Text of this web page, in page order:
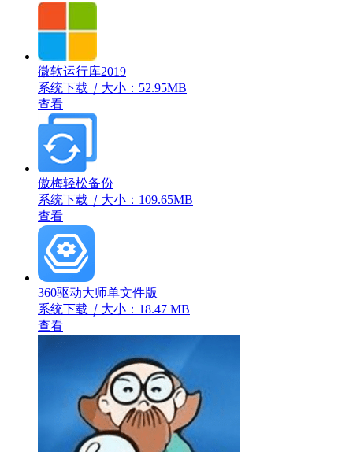
微软运行库2019
系统下载 ｜ 大小：52.95MB
查看
傲梅轻松备份
系统下载 ｜ 大小：109.65MB
查看
360驱动大师单文件版
系统下载 ｜ 大小：18.47 MB
查看